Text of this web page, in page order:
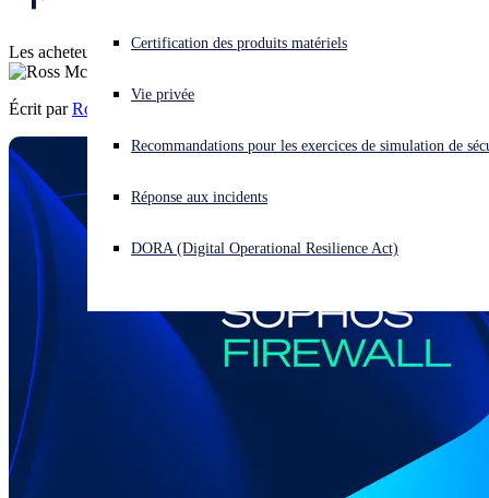
Vous subissez une cyberattaque ? Obtenez une aide immédiate.
Se connecter
Français Open language switcher
Certification des produits matériels
Vie privée
Recommandations pour les exercices de simulation de
Réponse aux incidents
DORA (Digital Operational Resilience Act)
Les acheteurs doivent exiger toujours plus et mieux.
Écrit par Ross McKerchar